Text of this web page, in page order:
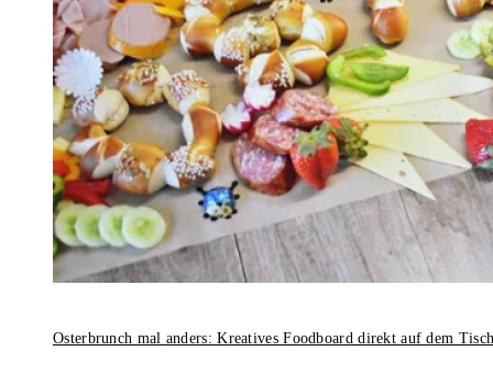
Osterbrunch mal anders: Kreatives Foodboard direkt auf dem